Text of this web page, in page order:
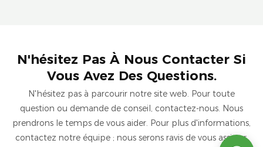
N'hésitez Pas À Nous Contacter Si
Vous Avez Des Questions.
N'hésitez pas à parcourir notre site web. Pour toute
question ou demande de conseil, contactez-nous. Nous
prendrons le temps de vous aider. Pour plus d'informations,
contactez notre équipe ; nous serons ravis de vous assister.